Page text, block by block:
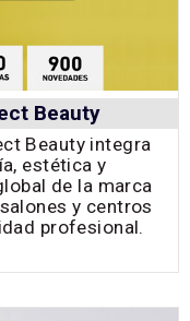
Beauty
Beauty integra
estética y
de la marca
y centros
profesional.